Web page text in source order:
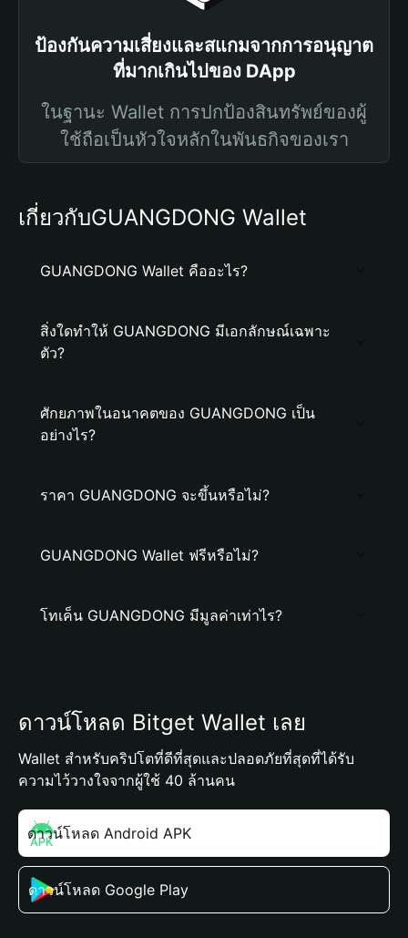
ป้องกันความเสี่ยงและสแกมจากการอนุญาต
ที่มากเกินไปของ DApp
ในฐานะ Wallet การปกป้องสินทรัพย์ของผู้
ใช้ถือเป็นหัวใจหลักในพันธกิจของเรา
เกี่ยวกับGUANGDONG Wallet
GUANGDONG Wallet คืออะไร?
สิ่งใดทำให้ GUANGDONG มีเอกลักษณ์เฉพาะ
ตัว?
ศักยภาพในอนาคตของ GUANGDONG เป็น
อย่างไร?
ราคา GUANGDONG จะขึ้นหรือไม่?
GUANGDONG Wallet ฟรีหรือไม่?
โทเค็น GUANGDONG มีมูลค่าเท่าไร?
ดาวน์โหลด Bitget Wallet เลย
Wallet สำหรับคริปโตที่ดีที่สุดและปลอดภัยที่สุดที่ได้รับ
ความไว้วางใจจากผู้ใช้ 40 ล้านคน
ดาวน์โหลด Android APK
ดาวน์โหลด Google Play